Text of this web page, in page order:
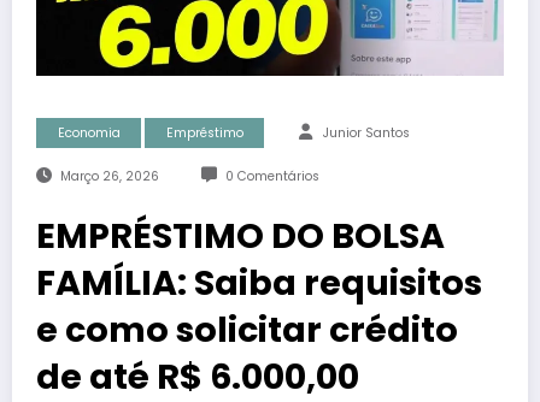
Economia Empréstimo Junior Santos
Março 26, 2026 0 Comentários
EMPRÉSTIMO DO BOLSA
FAMÍLIA: Saiba requisitos
e como solicitar crédito
de até R$ 6.000,00